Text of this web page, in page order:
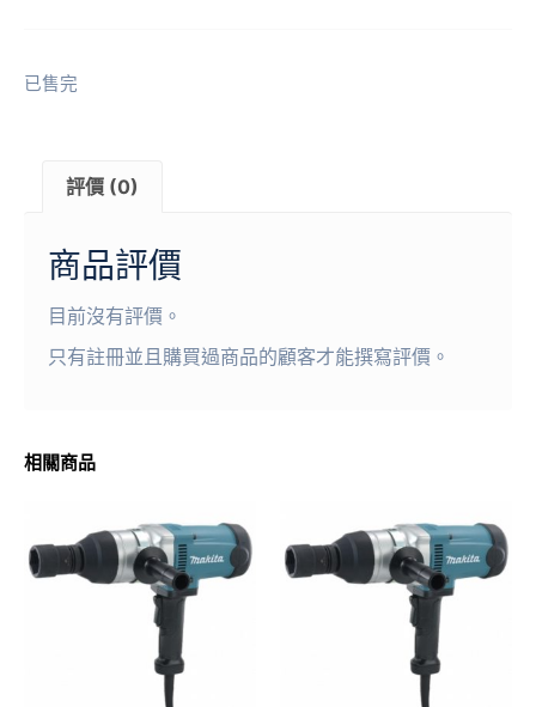
已售完
評價 (0)
商品評價
目前沒有評價。
只有註冊並且購買過商品的顧客才能撰寫評價。
相關商品